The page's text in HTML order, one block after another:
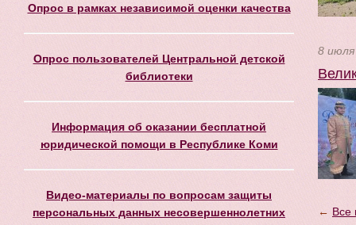
Опрос в рамках независимой оценки качества
Опрос пользователей Центральной детской
библиотеки
Информация об оказании бесплатной
юридической помощи в Республике Коми
Видео-материалы по вопросам защиты
персональных данных несовершеннолетних
8
← Все